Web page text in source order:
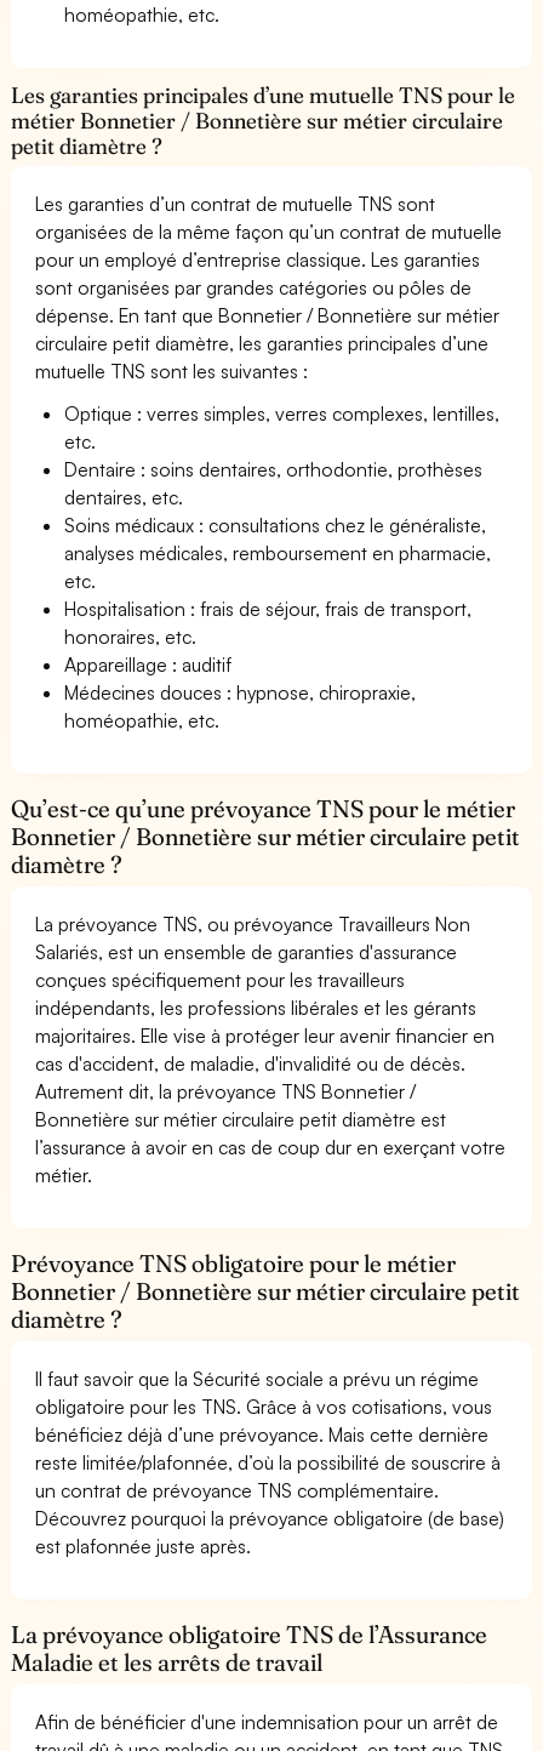
homéopathie, etc.
Les garanties principales d’une mutuelle TNS pour le
métier Bonnetier / Bonnetière sur métier circulaire
petit diamètre ?
Les garanties d’un contrat de mutuelle TNS sont
organisées de la même façon qu’un contrat de mutuelle
pour un employé d’entreprise classique. Les garanties
sont organisées par grandes catégories ou pôles de
dépense. En tant que Bonnetier / Bonnetière sur métier
circulaire petit diamètre, les garanties principales d’une
mutuelle TNS sont les suivantes :
Optique : verres simples, verres complexes, lentilles,
etc.
Dentaire : soins dentaires, orthodontie, prothèses
dentaires, etc.
Soins médicaux : consultations chez le généraliste,
analyses médicales, remboursement en pharmacie,
etc.
Hospitalisation : frais de séjour, frais de transport,
honoraires, etc.
Appareillage : auditif
Médecines douces : hypnose, chiropraxie,
homéopathie, etc.
Qu’est-ce qu’une prévoyance TNS pour le métier
Bonnetier / Bonnetière sur métier circulaire petit
diamètre ?
La prévoyance TNS, ou prévoyance Travailleurs Non
Salariés, est un ensemble de garanties d'assurance
conçues spécifiquement pour les travailleurs
indépendants, les professions libérales et les gérants
majoritaires. Elle vise à protéger leur avenir financier en
cas d'accident, de maladie, d'invalidité ou de décès.
Autrement dit, la prévoyance TNS Bonnetier /
Bonnetière sur métier circulaire petit diamètre est
l’assurance à avoir en cas de coup dur en exerçant votre
métier.
Prévoyance TNS obligatoire pour le métier
Bonnetier / Bonnetière sur métier circulaire petit
diamètre ?
Il faut savoir que la Sécurité sociale a prévu un régime
obligatoire pour les TNS. Grâce à vos cotisations, vous
bénéficiez déjà d’une prévoyance. Mais cette dernière
reste limitée/plafonnée, d’où la possibilité de souscrire à
un contrat de prévoyance TNS complémentaire.
Découvrez pourquoi la prévoyance obligatoire (de base)
est plafonnée juste après.
La prévoyance obligatoire TNS de l’Assurance
Maladie et les arrêts de travail
Afin de bénéficier d'une indemnisation pour un arrêt de